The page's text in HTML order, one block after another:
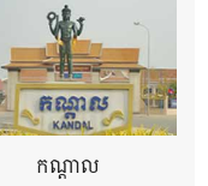
កណ្តាល